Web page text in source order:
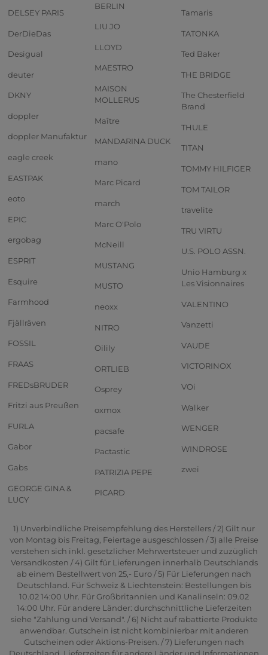
DELSEY PARIS
DerDieDas
Desigual
deuter
DKNY
doppler
doppler Manufaktur
eagle creek
EASTPAK
eoto
EPIC
ergobag
ESPRIT
Esquire
Farmhood
Fjällräven
FOSSIL
FRAAS
FREDsBRUDER
Fritzi aus Preußen
FURLA
Gabor
Gabs
GEORGE GINA &
LUCY
BERLIN
LIU JO
LLOYD
MAESTRO
MAISON
MOLLERUS
Maître
MANDARINA DUCK
mano
Marc Picard
march
Marc O'Polo
McNeill
MUSTANG
MUSTO
neoxx
NITRO
Oilily
ORTLIEB
Osprey
oxmox
pacsafe
Pactastic
PATRIZIA PEPE
PICARD
Tamaris
TATONKA
Ted Baker
THE BRIDGE
The Chesterfield
Brand
THULE
TITAN
TOMMY HILFIGER
TOM TAILOR
travelite
TRU VIRTU
U.S. POLO ASSN.
Unio Hamburg x
Les Visionnaires
VALENTINO
Vanzetti
VAUDE
VICTORINOX
VOi
Walker
WENGER
WINDROSE
zwei
1) Unverbindliche Preisempfehlung des Herstellers / 2) Gilt nur
von Montag bis Freitag, Feiertage ausgeschlossen / 3) alle Preise
verstehen sich inkl. gesetzlicher Mehrwertsteuer und zuzüglich
Versandkosten / 4) Gilt für Lieferungen innerhalb Deutschlands
ab einem Bestellwert von 25,- Euro / 5) Für Lieferungen nach
Deutschland. Für Schweiz & Liechtenstein: Bestellungen bis
10.02 14:00 Uhr. Für Großbritannien und Kanalinseln: 09.02
14:00 Uhr. Für andere Länder: durchschnittliche Lieferzeiten
siehe "Zahlung und Versand". / 6) Nicht auf rabattierte Produkte
anwendbar. Gutschein ist nicht kombinierbar mit anderen
Gutscheinen oder Aktions-Preisen. / 7) Lieferungen nach